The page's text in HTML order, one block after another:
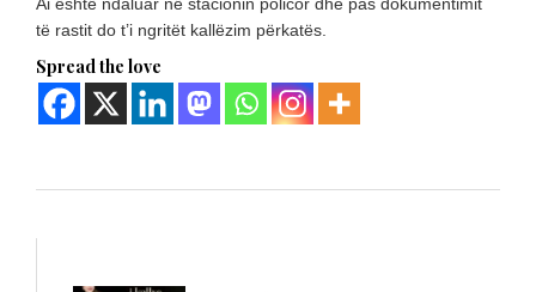
Ai është ndaluar në stacionin policor dhe pas dokumentimit
të rastit do t’i ngritët kallëzim përkatës.
Spread the love